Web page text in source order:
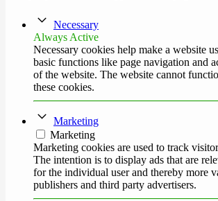
Necessary
Always Active
Necessary cookies help make a website
basic functions like page navigation and
of the website. The website cannot
these cookies.
Marketing
Marketing
Marketing cookies are used to track
The intention is to display ads that are
for the individual user and thereby more
publishers and third party advertisers.